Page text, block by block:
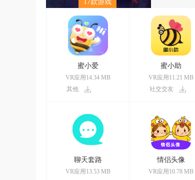
17款游戏
蜜小爱
VR应用14.34 MB
其他
蜜小助
VR应用11.21 MB
社交交友
聊天套路
VR应用13.53 MB
情侣头像
VR应用10.78 MB